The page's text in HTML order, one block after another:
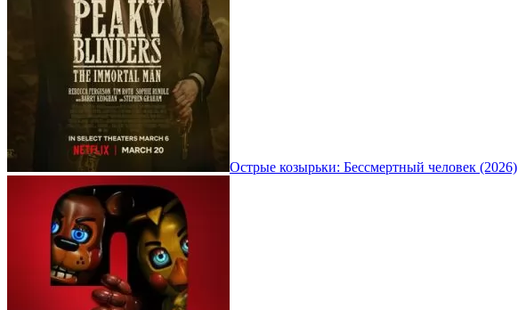
Острые козырьки: Бессмертный человек (2026)